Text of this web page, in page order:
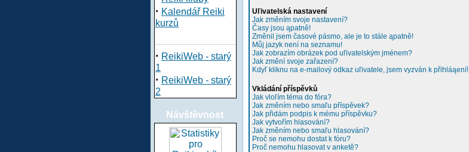
· Kalendář Reiki
kurzů
· ReikiWeb - starý
1
· ReikiWeb - starý
2
Návštěvnost
Uľivatelská nastavení
Jak změním svoje nastavení?
Časy jsou ąpatně!
Změnil jsem časové pásmo, ale je to stále ąpatně!
Můj jazyk není na seznamu!
Jak zobrazím obrázek pod uľivatelským jménem?
Jak změní svoje zařazení?
Kdyľ kliknu na e-mailový odkaz uľivatele, jsem vyzván k přihláąení!
Vkládání příspěvků
Jak vloľím téma do fóra?
Jak změním nebo smaľu příspěvek?
Jak přidám podpis k mému příspěvku?
Jak vytvořím hlasování?
Jak změním nebo smaľu hlasování?
Proč se nemohu dostat k fóru?
Proč nemohu hlasovat v anketě?